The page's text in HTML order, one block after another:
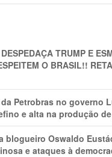
TRUMP E
O BRASIL!!
Petrobras no governo
e alta na produção
blogueiro Oswaldo
e ataques à